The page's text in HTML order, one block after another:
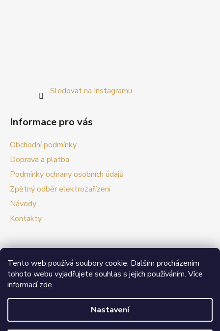
Tento web používá soubory cookie. Dalším procházením
tohoto webu vyjadřujete souhlas s jejich používáním. Více
informacízde.
Nastavení
Sledovat na Instagramu
Informace pro vás
Obchodní podmínky
Doprava a platba
Podmínky ochrany osobních údajů
Zpětný odběr elektrozařízení
Návody
Kontakty
Prezentační web Smart vypínače
V případě zájmu o velkoobchodní spolupráci nás
neváhejte kontaktovat.